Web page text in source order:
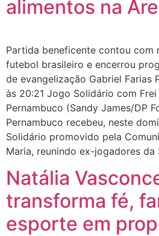
alimentos na
Partida beneficente contou com
futebol brasileiro e encerrou
de evangelização Gabriel Farias
às 20:21 Jogo Solidário com
Pernambuco (Sandy James/DP
Pernambuco recebeu, neste
Solidário promovido pela
Maria, reunindo ex-jogadores
Natália
transforma fé,
esporte em